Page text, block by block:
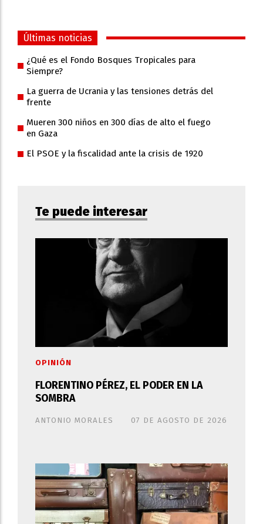
Últimas noticias
¿Qué es el Fondo Bosques Tropicales para
Siempre?
La guerra de Ucrania y las tensiones detrás del
frente
Mueren 300 niños en 300 días de alto el fuego
en Gaza
El PSOE y la fiscalidad ante la crisis de 1920
Te puede interesar
FLORENTINO PÉREZ, EL PODER EN LA
SOMBRA
ANTONIO MORALES
OPINIÓN
07 DE AGOSTO DE 2026